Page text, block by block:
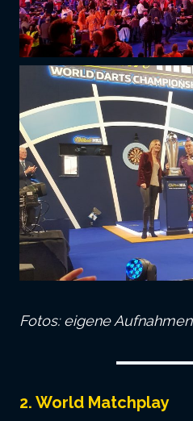
Fotos: eigene Aufnahmen
2. World Matchplay